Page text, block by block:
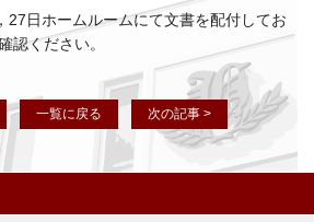
27日ホームルームにて文書を配付してお
認ください。
一覧に戻る 次の記事 >